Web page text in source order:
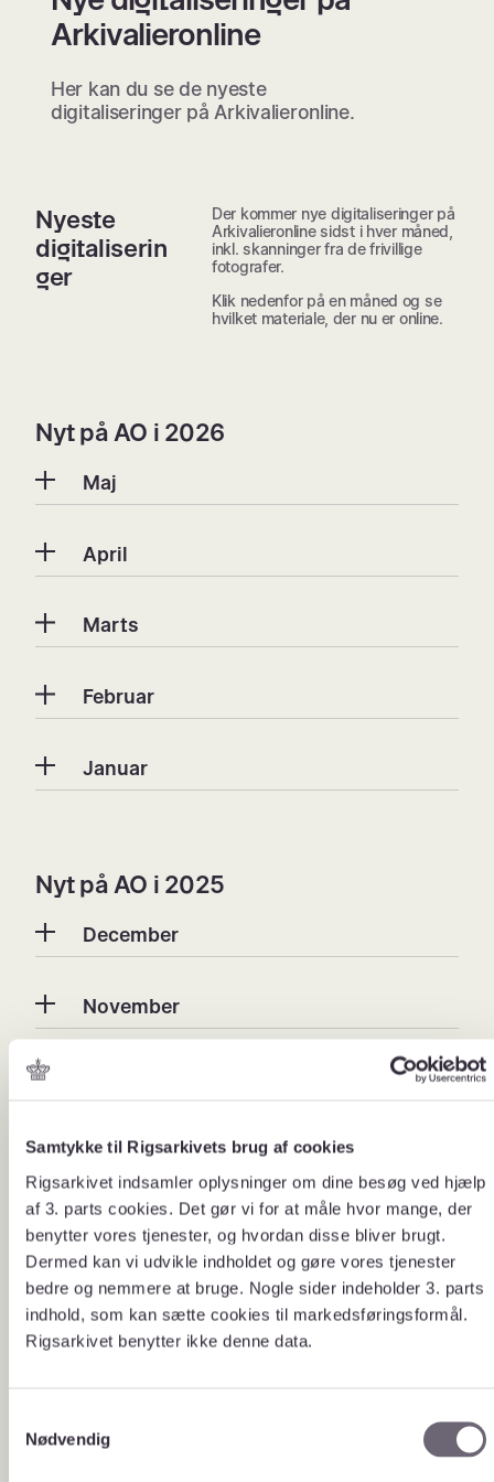
Samtykke til Rigsarkivets brug af cookies
Rigsarkivet indsamler oplysninger om dine besøg ved hjælp
af 3. parts cookies. Det gør vi for at måle hvor mange, der
benytter vores tjenester, og hvordan disse bliver brugt.
Dermed kan vi udvikle indholdet og gøre vores tjenester
bedre og nemmere at bruge. Nogle sider indeholder 3. parts
indhold, som kan sætte cookies til markedsføringsformål.
Rigsarkivet benytter ikke denne data.
Nødvendig
Arkivalieronline
Her kan du se de nyeste
digitaliseringer på Arkivalieronline.
Nyeste
digitaliserin
ger
Der kommer nye digitaliseringer på
Arkivalieronline sidst i hver måned,
inkl. skanninger fra de frivillige
fotografer.
Klik nedenfor på en måned og se
hvilket materiale, der nu er online.
Nyt på AO i 2026
Maj
April
Marts
Februar
Januar
Nyt på AO i 2025
December
November
September
August
Juni
April